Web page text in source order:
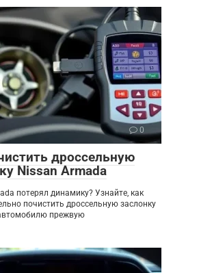
0
дроссельную
Nissan Armada
потерял динамику? Узнайте, как
почистить дроссельную заслонку
прежвую